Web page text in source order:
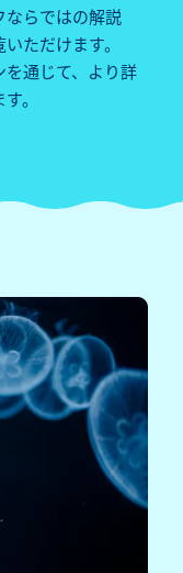
ならではの解説
ただけます。
通じて、より詳
。